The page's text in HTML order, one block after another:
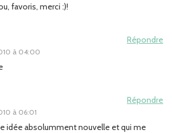
favoris, merci :)!
à 04:00
Répondre
à 06:01
Répondre
idée absolumment nouvelle et qui me